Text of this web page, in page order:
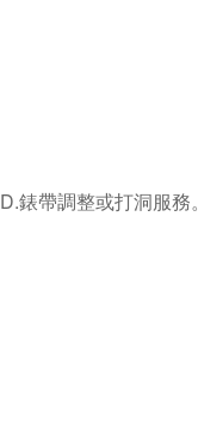
錶帶調整或打洞服務。